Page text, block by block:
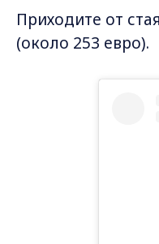
Приходите от
(около 253 евро).